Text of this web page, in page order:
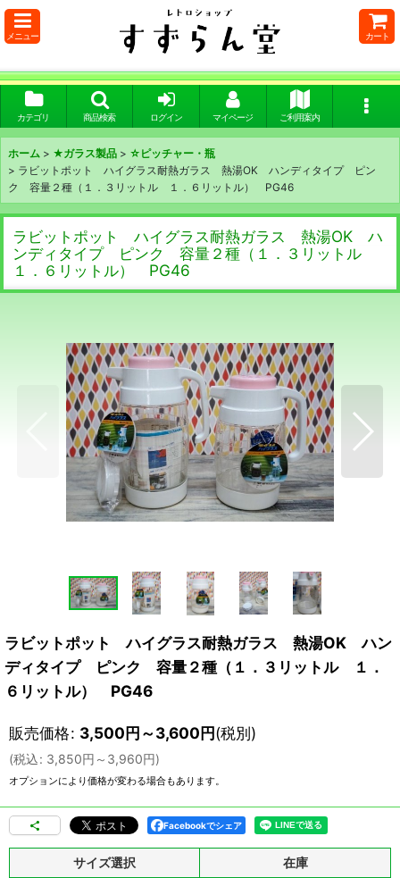
メニュー カート
カテゴリ 商品検索 ログイン マイページ ご利用案内
ホーム > ★ガラス製品 > ☆ピッチャー・瓶
> ラビットポット ハイグラス耐熱ガラス 熱湯OK ハンディタイプ ピン
ク 容量２種（１．３リットル １．６リットル） PG46
ラビットポット ハイグラス耐熱ガラス 熱湯OK ハ
ンディタイプ ピンク 容量２種（１．３リットル
１．６リットル） PG46
ラビットポット ハイグラス耐熱ガラス 熱湯OK ハン
ディタイプ ピンク 容量２種（１．３リットル １．
６リットル） PG46
販売価格: 3,500円～3,600円(税別)
(税込: 3,850円 ～3,960円)
オプションにより価格が変わる場合もあります。
Facebookでシェア
サイズ選択
在庫